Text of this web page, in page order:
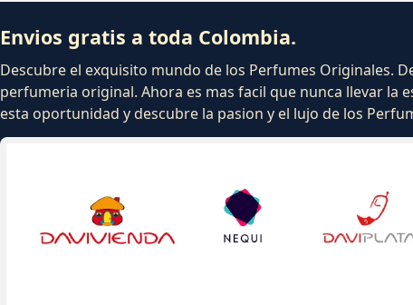
Envios gratis a toda Colombia.
Descubre el exquisito mundo de los Perfumes Originales.
perfumeria original. Ahora es mas facil que nunca llevar la
esta oportunidad y descubre la pasion y el lujo de los